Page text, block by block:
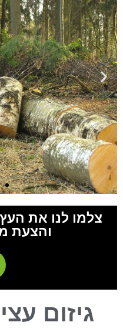
צלמו לנו את
והצעת
גיזום